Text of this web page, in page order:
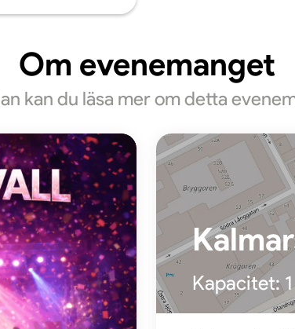
Om evenemanget
kan du läsa mer om detta
Kapacitet: